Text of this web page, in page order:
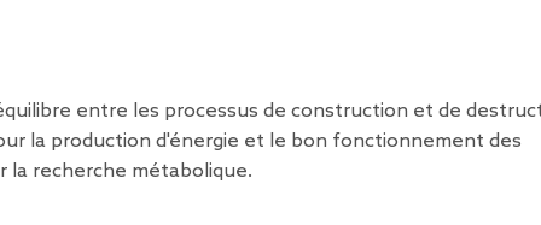
entre les processus de construction et de
la production d'énergie et le bon fonctionnement des
la recherche métabolique.